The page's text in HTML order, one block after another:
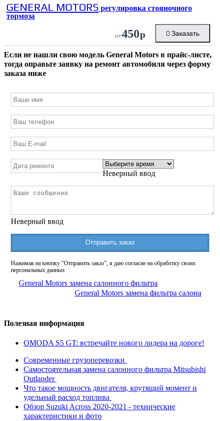
GENERAL MOTORS регулировка стояночного
тормоза
от450р Заказать
Если не нашли свою модель General Motors в прайс-листе,
тогда оправьте заявку на ремонт автомобиля через форму
заказа ниже
Неверный ввод
Неверный ввод
Отправить заказ
Нажимая на кнопку "Отправить заказ", я даю согласие на обработку своих
персональных данных
General Motors замена салонного фильтра
General Motors замена фильтра салона
Полезная информация
OMODA S5 GT: встречайте нового лидера на дороге!
Современные грузоперевозки
Самостоятельная замена салонного фильтра Mitsubishi
Outlander
Что такое мощность двигателя, крутящий момент и
удельный расход топлива
Обзор Suzuki Across 2020-2021 - технические
характеристики и фото